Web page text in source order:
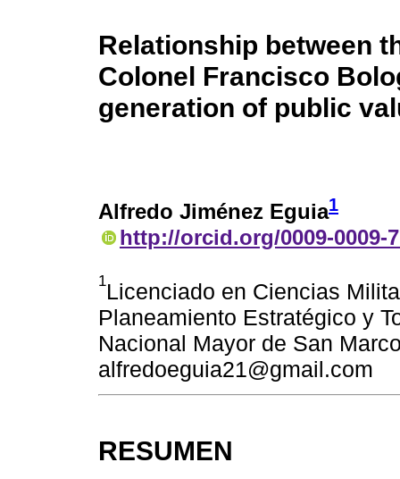
Relationship between
Colonel Francisco
generation of public
Alfredo Jiménez Eguia1
http://orcid.org/0009-0009-
1Licenciado en Ciencias
Planeamiento Estratégico y
Nacional Mayor de San
alfredoeguia21@gmail.com
RESUMEN